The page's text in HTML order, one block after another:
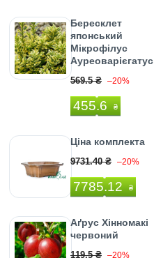
Бересклет
японський
Мікрофілус
Ауреоварієгатус
569.5 ₴ –20%
455.6 ₴
Ціна комплекта
9731.40 ₴ –20%
7785.12 ₴
Аґрус Хінномакі
червоний
119.5 ₴ –20%